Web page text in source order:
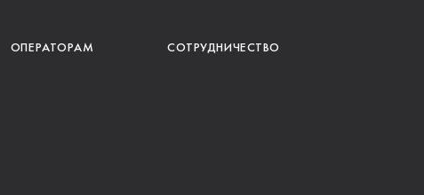
ОПЕРАТОРАМ СОТРУДНИЧЕСТВО